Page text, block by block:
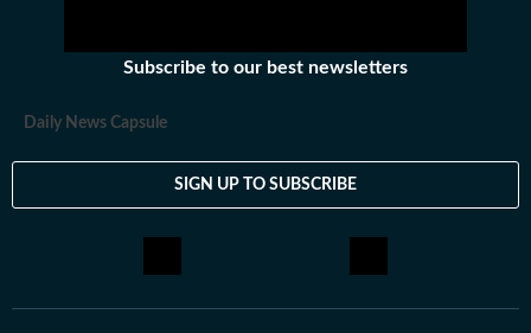
থেকে। এরপর কলকাতা বিশ্ববিদ্যালয় থেকে একই বিষয়ে স্নাতকোত্তর ডিগ্রি
বই পড়ে এবং বিভিন্ন বিষয়ে ডকুমেন্টারি দেখে।
Subscribe to our best newsletters
Daily News Capsule
SIGN UP TO SUBSCRIBE